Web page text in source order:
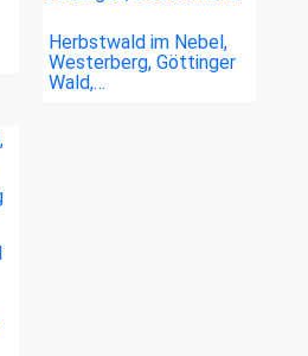
Herbstwald im Nebel,
Westerberg, Göttinger
Wald,…